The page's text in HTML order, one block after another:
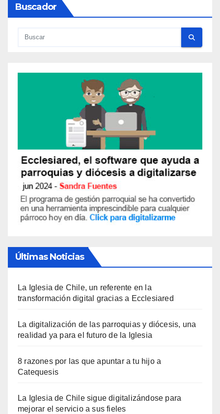
Buscador
Últimas Noticias
La Iglesia de Chile, un referente en la
transformación digital gracias a Ecclesiared
La digitalización de las parroquias y diócesis, una
realidad ya para el futuro de la Iglesia
8 razones por las que apuntar a tu hijo a
Catequesis
La Iglesia de Chile sigue digitalizándose para
mejorar el servicio a sus fieles